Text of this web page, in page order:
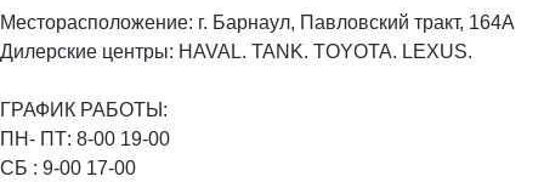
Месторасположение: г. Барнаул, Павловский тракт, 164А
Дилерские центры: HAVAL. TANK. TOYOTA. LEXUS.
ГРАФИК РАБОТЫ:
ПН- ПТ: 8-00 19-00️
СБ : 9-00 17-00️